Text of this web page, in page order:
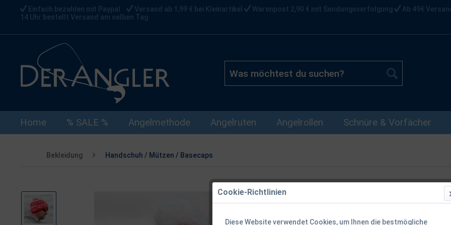
Einfach bezahlen mit Paypal Versand ab 1,99 € bei Kleinartikel Warenpost 2,90 € mit Sendungsverfolgung Ab 49€
14 Uhr bestellt Versand am selben Tag
Home % SALE % Angelmethode Angelruten Angelrollen Schnüre & Vorfächer
Bekleidung Handschuh / Mützen / Basecaps
Fox Rage
Cookie-Richtlinien
Diese Website verwendet Cookies, um Ihnen die bestmögliche